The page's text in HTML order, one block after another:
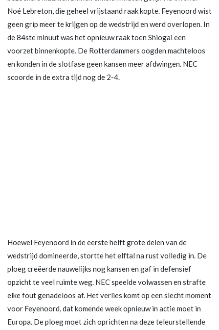
Noé Lebreton, die geheel vrijstaand raak kopte. Feyenoord wist
geen grip meer te krijgen op de wedstrijd en werd overlopen. In
de 84ste minuut was het opnieuw raak toen Shiogai een
voorzet binnenkopte. De Rotterdammers oogden machteloos
en konden in de slotfase geen kansen meer afdwingen. NEC
scoorde in de extra tijd nog de 2-4.
Hoewel Feyenoord in de eerste helft grote delen van de
wedstrijd domineerde, stortte het elftal na rust volledig in. De
ploeg creëerde nauwelijks nog kansen en gaf in defensief
opzicht te veel ruimte weg. NEC speelde volwassen en strafte
elke fout genadeloos af. Het verlies komt op een slecht moment
voor Feyenoord, dat komende week opnieuw in actie moet in
Europa. De ploeg moet zich oprichten na deze teleurstellende